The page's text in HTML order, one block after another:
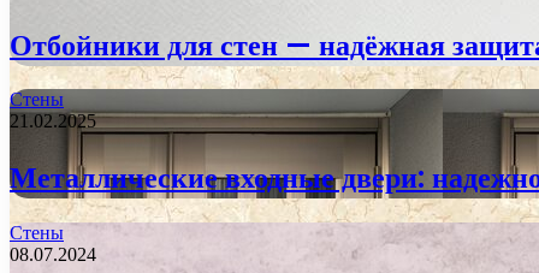
Отбойники для стен — надёжная
Стены
21.02.2025
Металлические входные двери:
Стены
08.07.2024